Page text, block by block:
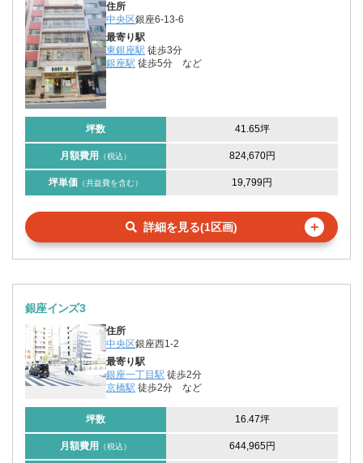
住所
中央区銀座6-13-6
最寄り駅
東銀座駅 徒歩3分
銀座駅 徒歩5分 など
坪数 41.65坪
月額費用 （税込） 824,670円
坪単価 （共益費を含む） 19,799円
詳細を見る(1区画) ＋
銀座インズ3
住所
中央区銀座西1-2
最寄り駅
銀座一丁目駅 徒歩2分
京橋駅 徒歩2分 など
坪数 16.47坪
月額費用 （税込） 644,965円